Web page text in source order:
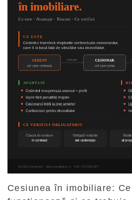
Cesiunea în imobiliare: